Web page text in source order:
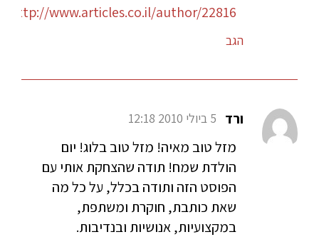
http://www.articles.co.il/author/22816
הגב
ורד 5 ביולי 2010 12:18
מזל טוב מאיה! מזל טוב בלוג! יום
הולדת שמח! תודה שהצחקת אותי עם
הפוסט הזה ותודה בכלל, על כל מה
שאת כותבת, חוקרת ומשתפת,
במקצועיות, אנושיות ובנדיבות.